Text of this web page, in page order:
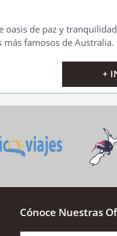
oasis de paz y
famosos de Australia.
+
Cónoce Nuestras